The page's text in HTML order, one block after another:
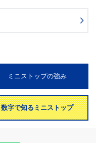
ミニストップの強み
数字で知るミニストップ